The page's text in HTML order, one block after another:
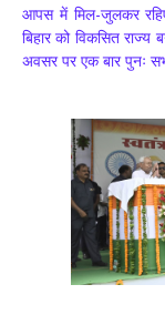
आपस में मिल-जुलकर
बिहार को विकसित
अवसर पर एक बार पुनः